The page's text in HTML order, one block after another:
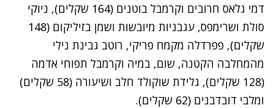
דמי גלאס חרובים וקרמבל בוטנים (164 שקלים), ניוקי
סולת ושרימפס, עגבניות מיובשות ושמן בזיליקום (148
שקלים), פפרדלה מקמח פריקי, רוטב גבינת נילי
מהמחלבה הקטנה, שום, במיה וקרמבל תפוחי אדמה
(128 שקלים), גלידת שוקולד חלב ושיעורה (58 שקלים)
ומלבי דובדבנים (62 שקלים).